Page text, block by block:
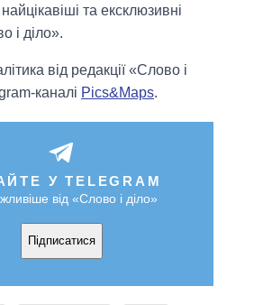
та ексклюзивні
і діло».
від редакції «Слово і
каналі Pics&Maps.
У TELEGRAM
від «Слово і діло»
Підписатися